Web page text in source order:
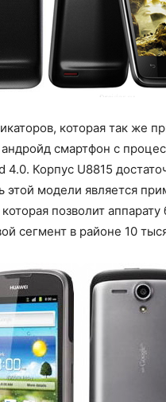
которая так же
смартфон с
Корпус U8815
этой модели является
позволит аппарату
сегмент в районе 10